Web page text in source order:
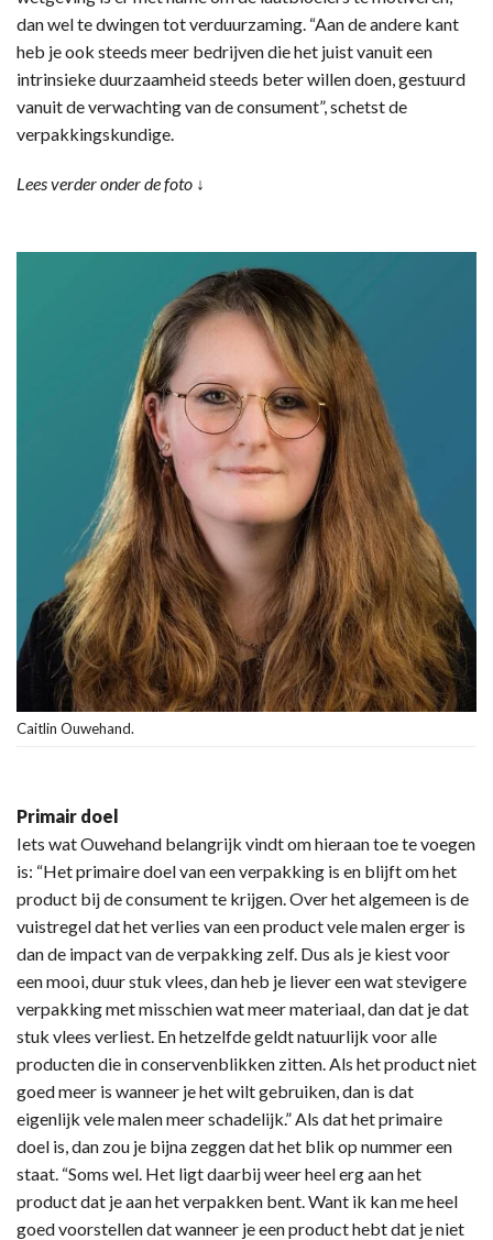
dan wel te dwingen tot verduurzaming. “Aan de andere kant
heb je ook steeds meer bedrijven die het juist vanuit een
intrinsieke duurzaamheid steeds beter willen doen, gestuurd
vanuit de verwachting van de consument”, schetst de
verpakkingskundige.
Lees verder onder de foto ↓
Caitlin Ouwehand.
Primair doel
Iets wat Ouwehand belangrijk vindt om hieraan toe te voegen
is: “Het primaire doel van een verpakking is en blijft om het
product bij de consument te krijgen. Over het algemeen is de
vuistregel dat het verlies van een product vele malen erger is
dan de impact van de verpakking zelf. Dus als je kiest voor
een mooi, duur stuk vlees, dan heb je liever een wat stevigere
verpakking met misschien wat meer materiaal, dan dat je dat
stuk vlees verliest. En hetzelfde geldt natuurlijk voor alle
producten die in conservenblikken zitten. Als het product niet
goed meer is wanneer je het wilt gebruiken, dan is dat
eigenlijk vele malen meer schadelijk.” Als dat het primaire
doel is, dan zou je bijna zeggen dat het blik op nummer een
staat. “Soms wel. Het ligt daarbij weer heel erg aan het
product dat je aan het verpakken bent. Want ik kan me heel
goed voorstellen dat wanneer je een product hebt dat je niet